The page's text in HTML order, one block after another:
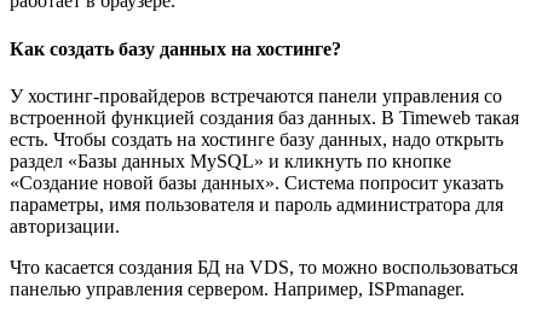
Как создать базу данных на хостинге?
У хостинг-провайдеров встречаются панели управления со
встроенной функцией создания баз данных. В Timeweb такая
есть. Чтобы создать на хостинге базу данных, надо открыть
раздел «Базы данных MySQL» и кликнуть по кнопке
«Создание новой базы данных». Система попросит указать
параметры, имя пользователя и пароль администратора для
авторизации.
Что касается создания БД на VDS, то можно воспользоваться
панелью управления сервером. Например, ISPmanager.